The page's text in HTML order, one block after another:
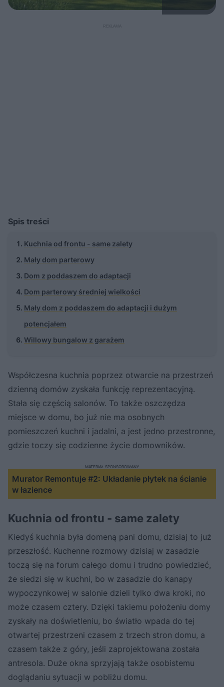
Spis treści
Kuchnia od frontu - same zalety
Mały dom parterowy
Dom z poddaszem do adaptacji
Dom parterowy średniej wielkości
Mały dom z poddaszem do adaptacji i dużym
potencjałem
Willowy bungalow z garażem
Współczesna kuchnia poprzez otwarcie na przestrzeń
dzienną domów zyskała funkcję reprezentacyjną.
Stała się częścią salonów. To także oszczędza
miejsce w domu, bo już nie ma osobnych
pomieszczeń kuchni i jadalni, a jest jedno przestronne,
gdzie toczy się codzienne życie domowników.
Murator Remontuje #2: Układanie płytek na ścianie
w łazience
MATERIAŁ SPONSOROWANY
Kuchnia od frontu - same zalety
Kiedyś kuchnia była domeną pani domu, dzisiaj to już
przeszłość. Kuchenne rozmowy dzisiaj w zasadzie
toczą się na forum całego domu i trudno powiedzieć,
że siedzi się w kuchni, bo w zasadzie do kanapy
wypoczynkowej w salonie dzieli tylko dwa kroki, no
może czasem cztery. Dzięki takiemu położeniu domy
zyskały na doświetleniu, bo światło wpada do tej
otwartej przestrzeni czasem z trzech stron domu, a
czasem także z góry, jeśli zaprojektowana została
antresola. Duże okna sprzyjają także osobistemu
doglądaniu sytuacji w pobliżu domu.